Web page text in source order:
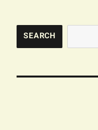
SEARCH